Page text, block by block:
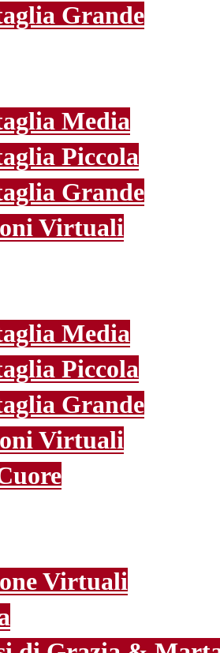
Grande
Media
Piccola
Grande
Virtuali
Media
Piccola
Grande
Virtuali
Virtuali